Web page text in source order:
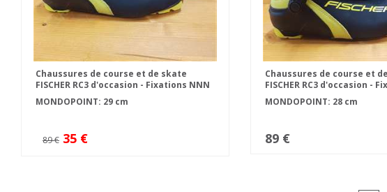
Chaussures de course et de skate
FISCHER RC3 d'occasion - Fixations NNN
MONDOPOINT: 29 cm
89 € 35 €
Chaussures de course et
FISCHER RC3 d'occasion -
MONDOPOINT: 28 cm
89 €